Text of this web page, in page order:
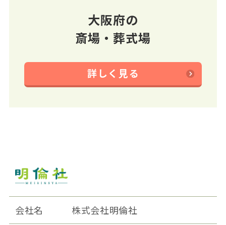
大阪府の
斎場・葬式場
詳しく見る
会社名 株式会社明倫社